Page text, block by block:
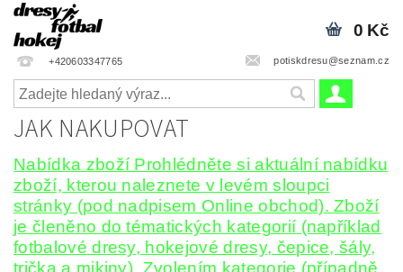
+420603347765 potiskdresu@seznam.cz
0 Kč
JAK NAKUPOVAT
Nabídka zboží Prohlédněte si aktuální nabídku
zboží, kterou naleznete v levém sloupci
stránky (pod nadpisem Online obchod). Zboží
je členěno do tématických kategorií (například
fotbalové dresy, hokejové dresy, čepice, šály,
trička a mikiny). Zvolením kategorie (případně